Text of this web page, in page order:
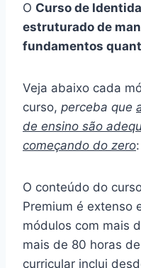
O Curso de
estruturado de
fundamentos
Veja abaixo cada
curso, perceba que
de ensino são
começando do zero:
O conteúdo do
Premium é extenso
módulos com mais
mais de 80 horas
curricular inclui